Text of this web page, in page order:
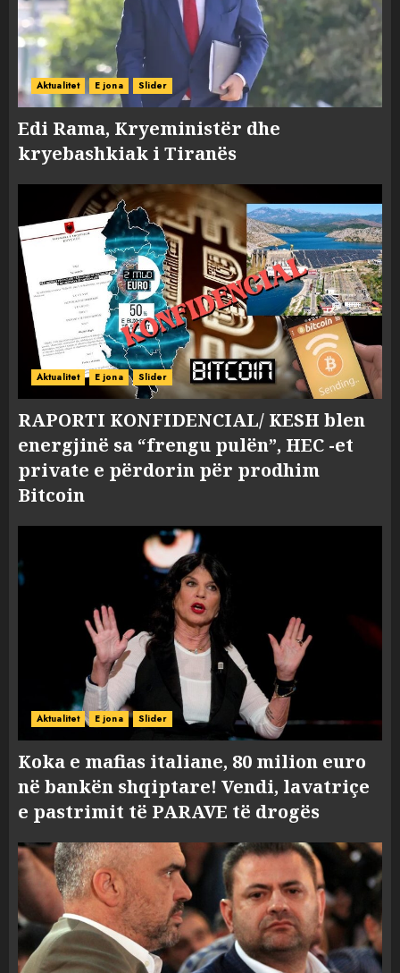
Aktualitet E jona Slider
Edi Rama, Kryeministër dhe
kryebashkiak i Tiranës
Aktualitet E jona Slider
RAPORTI KONFIDENCIAL/ KESH blen
energjinë sa “frengu pulën”, HEC -et
private e përdorin për prodhim
Bitcoin
Aktualitet E jona Slider
Koka e mafias italiane, 80 milion euro
në bankën shqiptare! Vendi, lavatriçe
e pastrimit të PARAVE të drogës